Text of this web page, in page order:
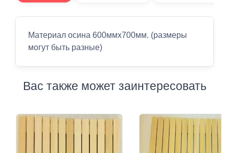
Материал осина 600ммх700мм. (размеры
могут быть разные)
Вас также может заинтересовать